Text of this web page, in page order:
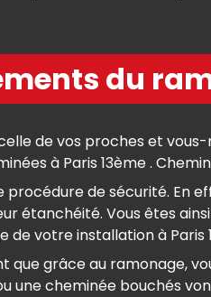
du
de vos proches et
à Paris 13ème .
procédure de sécurité. En
étanchéité. Vous êtes
de votre installation à
que grâce au ramonage,
une cheminée bouchés